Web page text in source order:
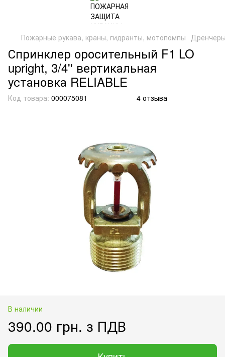
Пожарные рукава, краны, гидранты, мотопомпы
Спринклер оросительный F1 LO
upright, 3/4'' вертикальная
установка RELIABLE
Код товара: 000075081 4 отзыва
В наличии
390.00 грн. з ПДВ